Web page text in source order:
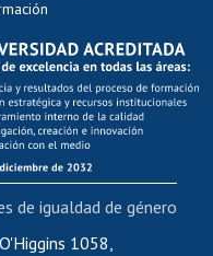
os
interna
1058,
de igualdad de género